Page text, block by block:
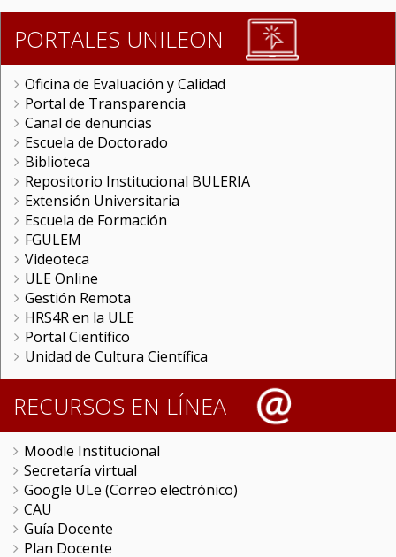
PORTALES UNILEON
Oficina de Evaluación y Calidad
Portal de Transparencia
Canal de denuncias
Escuela de Doctorado
Biblioteca
Repositorio Institucional BULERIA
Extensión Universitaria
Escuela de Formación
FGULEM
Videoteca
ULE Online
Gestión Remota
HRS4R en la ULE
Portal Científico
Unidad de Cultura Científica
RECURSOS EN LÍNEA
Moodle Institucional
Secretaría virtual
Google ULe (Correo electrónico)
CAU
Guía Docente
Plan Docente